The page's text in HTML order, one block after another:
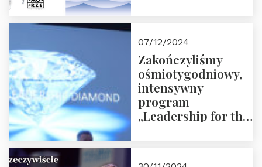
ZAPRASZAMY
07/12/2024
Zakończyliśmy
ośmiotygodniowy,
intensywny
program
„Leadership for the